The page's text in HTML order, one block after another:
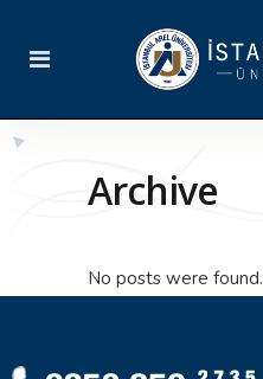
Archive
No posts were found.